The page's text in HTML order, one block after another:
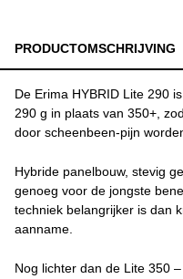
PRODUCTOMSCHRIJVING
De Erima HYBRID Lite 290
290 g in plaats van 350+,
door scheenbeen-pijn
Hybride panelbouw, stevig
genoeg voor de jongste
techniek belangrijker is dan
aanname.
Nog lichter dan de Lite 350